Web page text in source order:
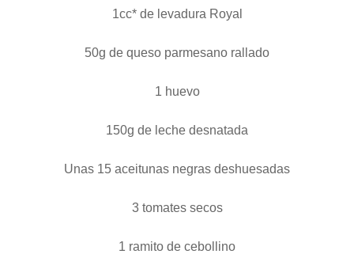
1cc* de levadura Royal
50g de queso parmesano rallado
1 huevo
150g de leche desnatada
Unas 15 aceitunas negras deshuesadas
3 tomates secos
1 ramito de cebollino